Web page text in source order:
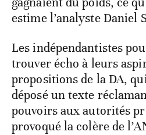
estime l’analyste Daniel
Les indépendantistes
trouver écho à leurs
propositions de la DA,
déposé un texte
pouvoirs aux autorités
provoqué la colère de